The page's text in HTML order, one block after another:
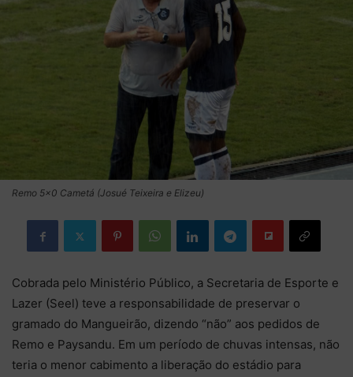
Remo 5x0 Cametá (Josué Teixeira e Elizeu)
Cobrada pelo Ministério Público, a Secretaria de Esporte e
Lazer (Seel) teve a responsabilidade de preservar o
gramado do Mangueirão, dizendo “não” aos pedidos de
Remo e Paysandu. Em um período de chuvas intensas, não
teria o menor cabimento a liberação do estádio para